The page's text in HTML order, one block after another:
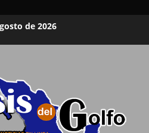
de 2026